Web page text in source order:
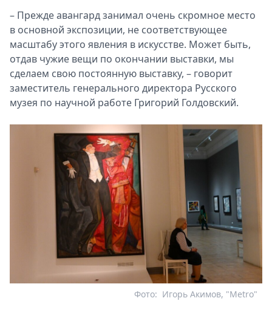
– Прежде авангард занимал очень скромное место
в основной экспозиции, не соответствующее
масштабу этого явления в искусстве. Может быть,
отдав чужие вещи по окончании выставки, мы
сделаем свою постоянную выставку, – говорит
заместитель генерального директора Русского
музея по научной работе Григорий Голдовский.
Игорь Акимов, "Metro"
Фото: